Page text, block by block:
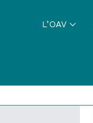
L’OAV